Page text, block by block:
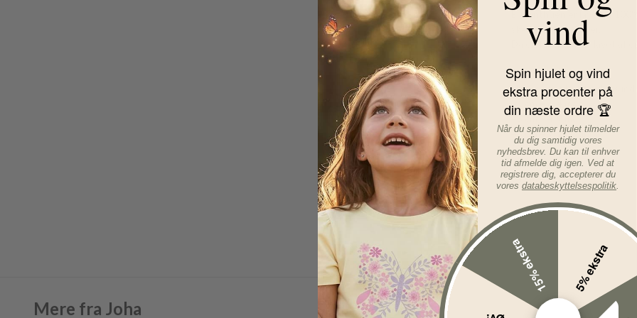
Elefanthuen er lavet af
skadelige kemikalier.
Da elefanthuen er lavet af
Størrelsesguide
Huens str. tilsvarer dens
41 cm = 1-4 mdr.
45 cm = 4-9 mdr.
48 cm = 9-12 mdr.
50 cm = 1-2 år
52 cm = 3-5 år
54 cm = 6-9 år
Læs mere om varen...
Mere fra Joha
vind
Spin hjulet og vind
ekstra procenter på
din næste ordre 🏆
Når du spinner hjulet tilmelder
du dig samtidig vores
nyhedsbrev. Du kan til enhver
tid afmelde dig igen. Ved at
registrere dig, accepterer du
vores databeskyttelsespolitik
5% ekstra
15% ekstra